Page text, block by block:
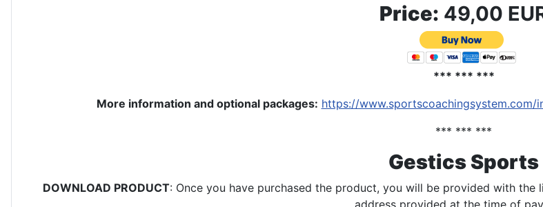
Price: 49,00
*** *** ***
More information and optional packages: https://
*** *** ***
Gestics Sports
DOWNLOAD PRODUCT: Once you have purchased the product, you will be provided with
address provided at the time of